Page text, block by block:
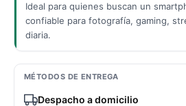
→Ideal para quienes buscan un
confiable para fotografía, gaming,
diaria.
MÉTODOS DE ENTREGA
Despacho a domicilio